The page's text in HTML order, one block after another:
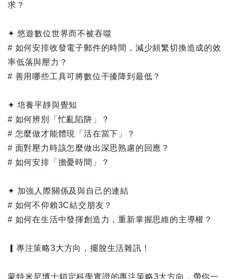
求？
✦ 悠遊數位世界而不被吞噬
# 如何安排收發電子郵件的時間，減少頻繁切換造成的效
率低落與壓力？
# 善用哪些工具可將數位干擾降到最低？
✦ 培養平靜與覺知
# 如何辨別「忙亂陷阱」？
# 怎麼做才能體現「活在當下」？
# 面對壓力時該怎麼做出深思熟慮的回應？
# 如何安排「擔憂時間」？
✦ 加強人際關係及與自己的連結
# 如何不仰賴3C結交朋友？
# 如何在生活中發揮創造力，重新掌握思維的主導權？
▎專注策略3大方向，擺脫生活雜訊！
蒙特米尼博士鎖定科學實證的專注策略3大方向，帶你一